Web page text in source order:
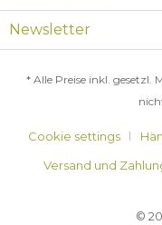
Newsletter
* Alle Preise inkl. gesetzl.
Cookie settings
Versand und
©